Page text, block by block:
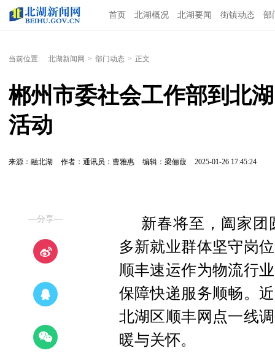
首页 北湖概况 北湖要闻 街镇动态 部
当前位置: 北湖新闻网 > 部门动态 > 正文
郴州市委社会工作部到北
活动
来源：融北湖 作者：通讯员：曹雅惠 编辑：梁俪葭 2025-01-26 17:45:24
—分享—
新春将至，阖家
多新就业群体坚守岗
顺丰速运作为物流行
保障快递服务顺畅。
北湖区顺丰网点一线
暖与关怀。